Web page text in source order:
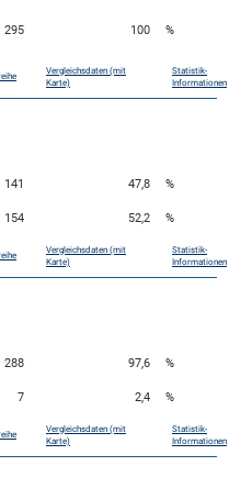
295 100 %
Vergleichsdaten (mit
Karte)
Statistik-
Informationen
141 47,8 %
154 52,2 %
Vergleichsdaten (mit
Karte)
Statistik-
Informationen
288 97,6 %
7 2,4 %
Vergleichsdaten (mit
Karte)
Statistik-
Informationen